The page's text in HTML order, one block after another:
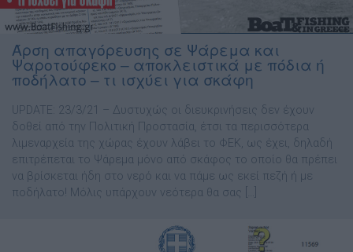
Άρση απαγόρευσης σε Ψάρεμα και
Ψαροτούφεκο – αποκλειστικά με πόδια ή
ποδήλατο – τι ισχύει για σκάφη
UPDATE: 23/3/21 – Δυστυχώς οι διευκρινήσεις δεν έχουν
δοθεί από την Πολιτική Προστασία, έτσι τα περισσότερα
λιμεναρχεία της χώρας έχουν λάβει το ΦΕΚ, ως έχει, δηλαδή
επιτρέπεται το Ψάρεμα μόνο από σκάφος το οποίο θα πρέπει
να βρίσκεται ήδη στο νερό και να πάμε ως εκεί πεζή ή με
ποδήλατο! Μόλις υπάρχουν νεότερα θα σας […]